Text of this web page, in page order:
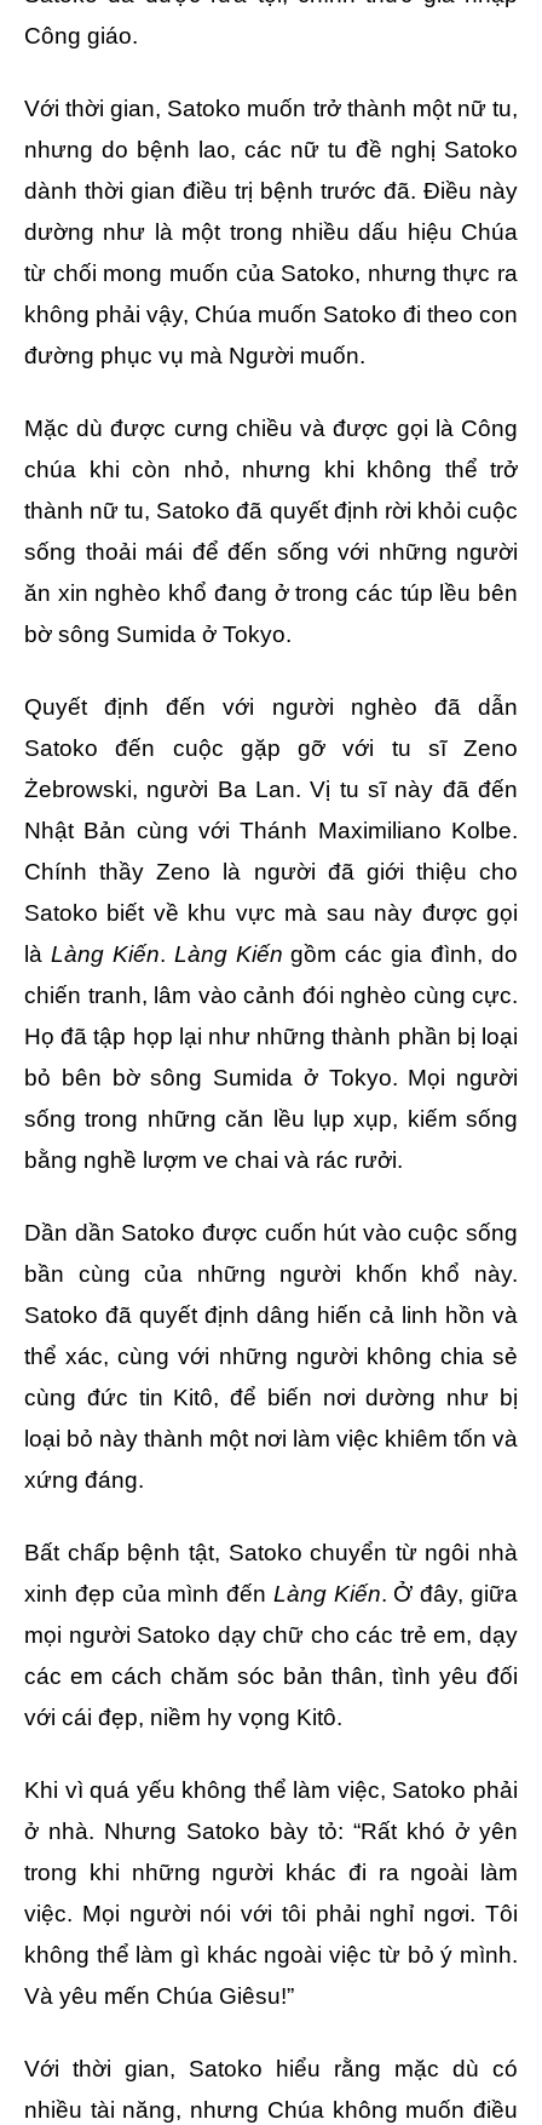
Công giáo.
Với thời gian, Satoko muốn trở thành một nữ tu,
nhưng do bệnh lao, các nữ tu đề nghị Satoko
dành thời gian điều trị bệnh trước đã. Điều này
dường như là một trong nhiều dấu hiệu Chúa
từ chối mong muốn của Satoko, nhưng thực ra
không phải vậy, Chúa muốn Satoko đi theo con
đường phục vụ mà Người muốn.
Mặc dù được cưng chiều và được gọi là Công
chúa khi còn nhỏ, nhưng khi không thể trở
thành nữ tu, Satoko đã quyết định rời khỏi cuộc
sống thoải mái để đến sống với những người
ăn xin nghèo khổ đang ở trong các túp lều bên
bờ sông Sumida ở Tokyo.
Quyết định đến với người nghèo đã dẫn
Satoko đến cuộc gặp gỡ với tu sĩ Zeno
Żebrowski, người Ba Lan. Vị tu sĩ này đã đến
Nhật Bản cùng với Thánh Maximiliano Kolbe.
Chính thầy Zeno là người đã giới thiệu cho
Satoko biết về khu vực mà sau này được gọi
là Làng Kiến. Làng Kiến gồm các gia đình, do
chiến tranh, lâm vào cảnh đói nghèo cùng cực.
Họ đã tập họp lại như những thành phần bị loại
bỏ bên bờ sông Sumida ở Tokyo. Mọi người
sống trong những căn lều lụp xụp, kiếm sống
bằng nghề lượm ve chai và rác rưởi.
Dần dần Satoko được cuốn hút vào cuộc sống
bần cùng của những người khốn khổ này.
Satoko đã quyết định dâng hiến cả linh hồn và
thể xác, cùng với những người không chia sẻ
cùng đức tin Kitô, để biến nơi dường như bị
loại bỏ này thành một nơi làm việc khiêm tốn và
xứng đáng.
Bất chấp bệnh tật, Satoko chuyển từ ngôi nhà
xinh đẹp của mình đến Làng Kiến. Ở đây, giữa
mọi người Satoko dạy chữ cho các trẻ em, dạy
các em cách chăm sóc bản thân, tình yêu đối
với cái đẹp, niềm hy vọng Kitô.
Khi vì quá yếu không thể làm việc, Satoko phải
ở nhà. Nhưng Satoko bày tỏ: “Rất khó ở yên
trong khi những người khác đi ra ngoài làm
việc. Mọi người nói với tôi phải nghỉ ngơi. Tôi
không thể làm gì khác ngoài việc từ bỏ ý mình.
Và yêu mến Chúa Giêsu!”
Với thời gian, Satoko hiểu rằng mặc dù có
nhiều tài năng, nhưng Chúa không muốn điều